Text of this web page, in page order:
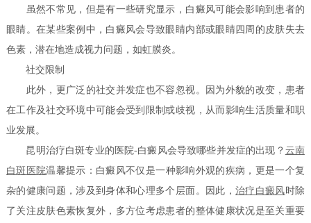
虽然不常见，但是有一些研究显示，白癜风可能会影响到患者的
眼睛。在某些案例中，白癜风会导致眼睛内部或眼睛四周的皮肤失去
色素，潜在地造成视力问题，如虹膜炎。
社交限制
此外，更广泛的社交并发症也不容忽视。因为外貌的改变，患者
在工作及社交环境中可能会受到限制或歧视，从而影响生活质量和职
业发展。
昆明治疗白斑专业的医院-白癜风会导致哪些并发症的出现？ 云南
白斑医院温馨提示：白癜风不仅是一种影响外观的疾病，更是一个复
杂的健康问题，涉及到身体和心理多个层面。因此， 治疗白癜风时除
了关注皮肤色素恢复外，多方位考虑患者的整体健康状况是至关重要